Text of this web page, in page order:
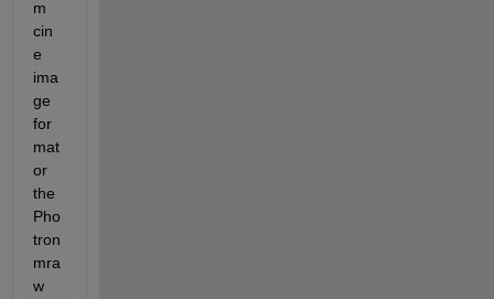
m
cin
e
ima
ge
for
mat
or
the
Pho
tron
mra
w